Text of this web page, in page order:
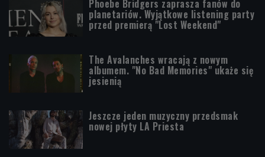
Phoebe Bridgers zaprasza fanów do
planetariów. Wyjątkowe listening party
przed premierą "Lost Weekend"
The Avalanches wracają z nowym
albumem. "No Bad Memories" ukaże się
jesienią
Jeszcze jeden muzyczny przedsmak
nowej płyty LA Priesta